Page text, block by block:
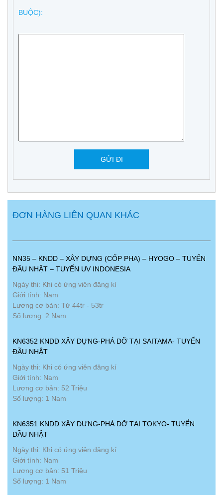
BUỘC):
ĐƠN HÀNG LIÊN QUAN KHÁC
NN35 – KNDD – XÂY DỰNG (CỐP PHA) – HYOGO – TUYỂN
ĐẦU NHẬT – TUYỂN UV INDONESIA
Ngày thi: Khi có ứng viên đăng kí
Giới tính: Nam
Lương cơ bản: Từ 44tr - 53tr
Số lượng: 2 Nam
KN6352 KNDD XÂY DỰNG-PHÁ DỠ TẠI SAITAMA- TUYỂN
ĐẦU NHẬT
Ngày thi: Khi có ứng viên đăng kí
Giới tính: Nam
Lương cơ bản: 52 Triệu
Số lượng: 1 Nam
KN6351 KNDD XÂY DỰNG-PHÁ DỠ TẠI TOKYO- TUYỂN
ĐẦU NHẬT
Ngày thi: Khi có ứng viên đăng kí
Giới tính: Nam
Lương cơ bản: 51 Triệu
Số lượng: 1 Nam